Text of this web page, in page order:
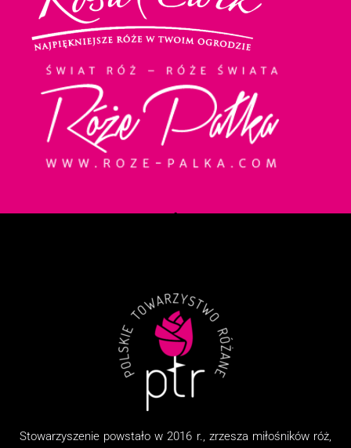
Stowarzyszenie powstało w 2016 r., zrzesza miłośników róż,